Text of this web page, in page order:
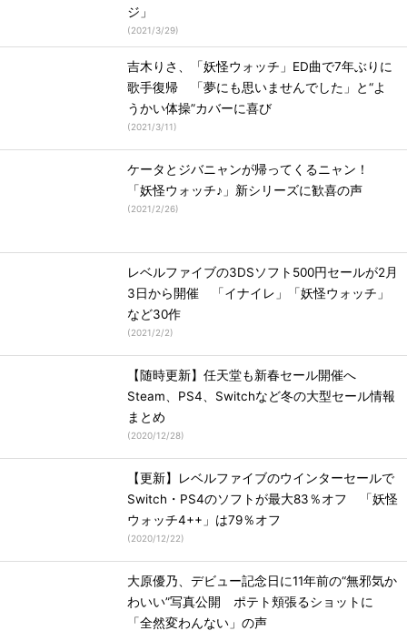
ジ」
(2021/3/29)
吉木りさ、「妖怪ウォッチ」ED曲で7年ぶりに
歌手復帰 「夢にも思いませんでした」と“よ
うかい体操”カバーに喜び
(2021/3/11)
ケータとジバニャンが帰ってくるニャン！
「妖怪ウォッチ♪」新シリーズに歓喜の声
(2021/2/26)
レベルファイブの3DSソフト500円セールが2月
3日から開催 「イナイレ」「妖怪ウォッチ」
など30作
(2021/2/2)
【随時更新】任天堂も新春セール開催へ
Steam、PS4、Switchなど冬の大型セール情報
まとめ
(2020/12/28)
【更新】レベルファイブのウインターセールで
Switch・PS4のソフトが最大83％オフ 「妖怪
ウォッチ4++」は79％オフ
(2020/12/22)
大原優乃、デビュー記念日に11年前の“無邪気か
わいい”写真公開 ポテト頬張るショットに
「全然変わんない」の声